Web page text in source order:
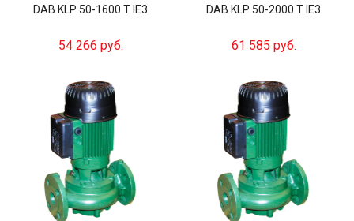
DAB KLP 50-1600 T IE3
54 266 руб.
DAB KLP 50-2000 T IE3
61 585 руб.